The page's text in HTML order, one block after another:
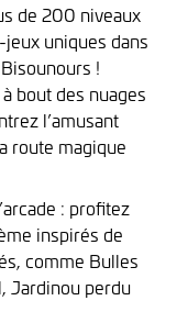
de 200 niveaux
uniques dans
!
bout des nuages
l’amusant
route magique
: profitez
inspirés de
comme Bulles
Jardinou perdu